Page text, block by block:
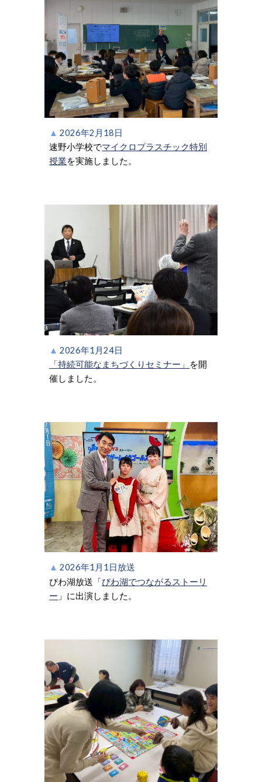
▲2026年2 月 18日
速野小学校でマイクロプラスチック特別
授業を実施しました。
▲2026年1 月24日
「持続可能なまちづくりセミナー」
を開
催しました。
▲2026年1 月 1 日放送
びわ湖放送 「びわ湖でつながるストーリ
ー 」に出演しました。